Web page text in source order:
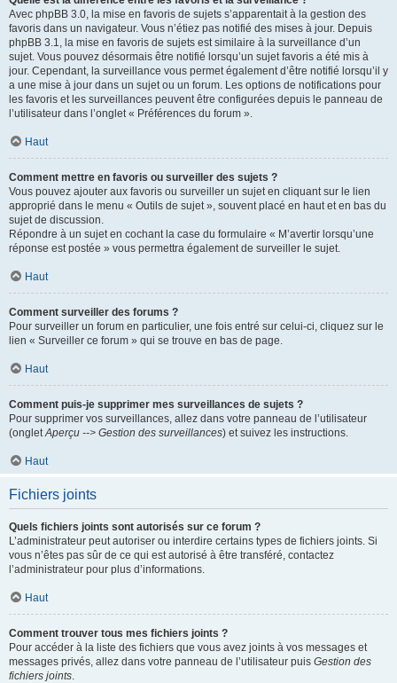
Avec phpBB 3.0, la mise en favoris de sujets s’apparentait à la gestion des
favoris dans un navigateur. Vous n’étiez pas notifié des mises à jour. Depuis
phpBB 3.1, la mise en favoris de sujets est similaire à la surveillance d’un
sujet. Vous pouvez désormais être notifié lorsqu’un sujet favoris a été mis à
jour. Cependant, la surveillance vous permet également d’être notifié lorsqu’il y
a une mise à jour dans un sujet ou un forum. Les options de notifications pour
les favoris et les surveillances peuvent être configurées depuis le panneau de
l’utilisateur dans l’onglet « Préférences du forum ».
Haut
Comment mettre en favoris ou surveiller des sujets ?
Vous pouvez ajouter aux favoris ou surveiller un sujet en cliquant sur le lien
approprié dans le menu « Outils de sujet », souvent placé en haut et en bas du
sujet de discussion.
Répondre à un sujet en cochant la case du formulaire « M’avertir lorsqu’une
réponse est postée » vous permettra également de surveiller le sujet.
Haut
Comment surveiller des forums ?
Pour surveiller un forum en particulier, une fois entré sur celui-ci, cliquez sur le
lien « Surveiller ce forum » qui se trouve en bas de page.
Haut
Comment puis-je supprimer mes surveillances de sujets ?
Pour supprimer vos surveillances, allez dans votre panneau de l’utilisateur
(ongletAperçu --> Gestion des surveillances) et suivez les instructions.
Haut
Fichiers joints
Quels fichiers joints sont autorisés sur ce forum ?
L’administrateur peut autoriser ou interdire certains types de fichiers joints. Si
vous n’êtes pas sûr de ce qui est autorisé à être transféré, contactez
l’administrateur pour plus d’informations.
Haut
Comment trouver tous mes fichiers joints ?
Pour accéder à la liste des fichiers que vous avez joints à vos messages et
messages privés, allez dans votre panneau de l’utilisateur puis Gestion des
fichiers joints.